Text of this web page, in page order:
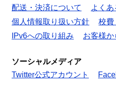
配送・決済について
よくあ
個人情報取り扱い方針
校費
IPv6への取り組み
お客様
ソーシャルメディア
Twitter公式アカウント